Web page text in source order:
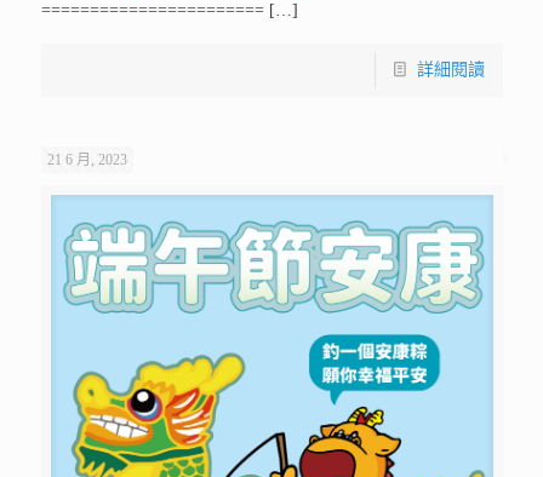
=======================[…]
詳細閱讀
21 6 月, 2023